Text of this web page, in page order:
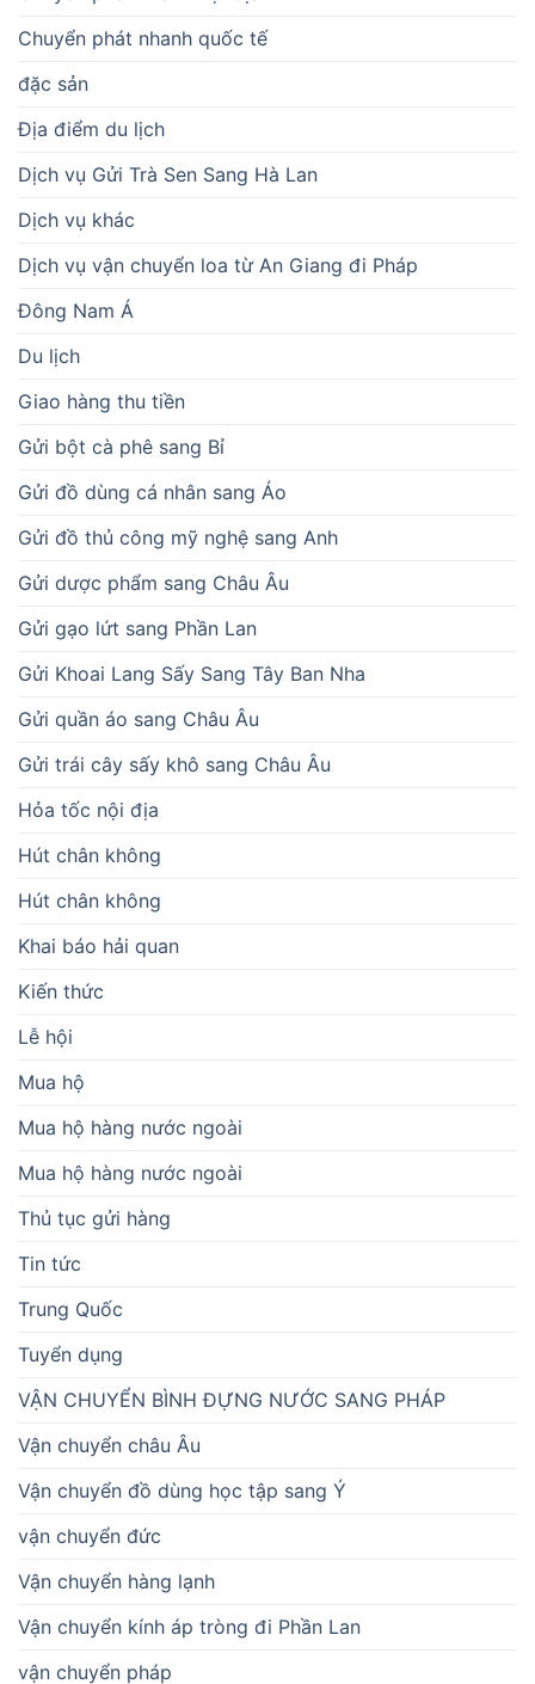
Chuyển phát nhanh quốc tế
đặc sản
Địa điểm du lịch
Dịch vụ Gửi Trà Sen Sang Hà Lan
Dịch vụ khác
Dịch vụ vận chuyển loa từ An Giang đi Pháp
Đông Nam Á
Du lịch
Giao hàng thu tiền
Gửi bột cà phê sang Bỉ
Gửi đồ dùng cá nhân sang Áo
Gửi đồ thủ công mỹ nghệ sang Anh
Gửi dược phẩm sang Châu Âu
Gửi gạo lứt sang Phần Lan
Gửi Khoai Lang Sấy Sang Tây Ban Nha
Gửi quần áo sang Châu Âu
Gửi trái cây sấy khô sang Châu Âu
Hỏa tốc nội địa
Hút chân không
Hút chân không
Khai báo hải quan
Kiến thức
Lễ hội
Mua hộ
Mua hộ hàng nước ngoài
Mua hộ hàng nước ngoài
Thủ tục gửi hàng
Tin tức
Trung Quốc
Tuyển dụng
VẬN CHUYỂN BÌNH ĐỰNG NƯỚC SANG PHÁP
Vận chuyển châu Âu
Vận chuyển đồ dùng học tập sang Ý
vận chuyển đức
Vận chuyển hàng lạnh
Vận chuyển kính áp tròng đi Phần Lan
vận chuyển pháp